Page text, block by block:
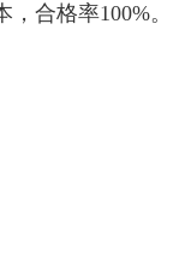
，合格率100%。